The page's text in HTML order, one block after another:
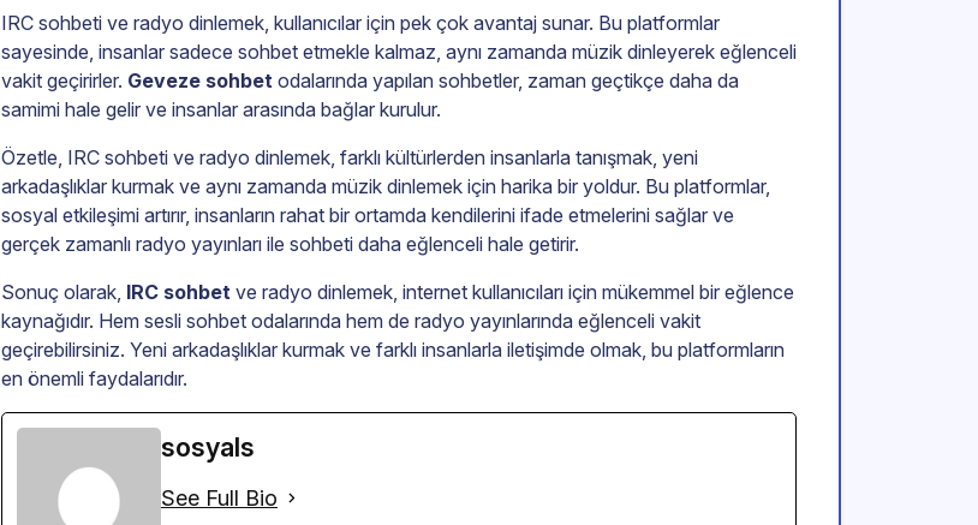
IRC sohbeti ve radyo dinlemek, kullanıcılar için pek çok avantaj sunar. Bu platformlar
sayesinde, insanlar sadece sohbet etmekle kalmaz, aynı zamanda müzik dinleyerek eğlenceli
vakit geçirirler. Geveze sohbet odalarında yapılan sohbetler, zaman geçtikçe daha da
samimi hale gelir ve insanlar arasında bağlar kurulur.
Özetle, IRC sohbeti ve radyo dinlemek, farklı kültürlerden insanlarla tanışmak, yeni
arkadaşlıklar kurmak ve aynı zamanda müzik dinlemek için harika bir yoldur. Bu platformlar,
sosyal etkileşimi artırır, insanların rahat bir ortamda kendilerini ifade etmelerini sağlar ve
gerçek zamanlı radyo yayınları ile sohbeti daha eğlenceli hale getirir.
Sonuç olarak, IRC sohbet ve radyo dinlemek, internet kullanıcıları için mükemmel bir eğlence
kaynağıdır. Hem sesli sohbet odalarında hem de radyo yayınlarında eğlenceli vakit
geçirebilirsiniz. Yeni arkadaşlıklar kurmak ve farklı insanlarla iletişimde olmak, bu platformların
en önemli faydalarıdır.
sosyals
See Full Bio